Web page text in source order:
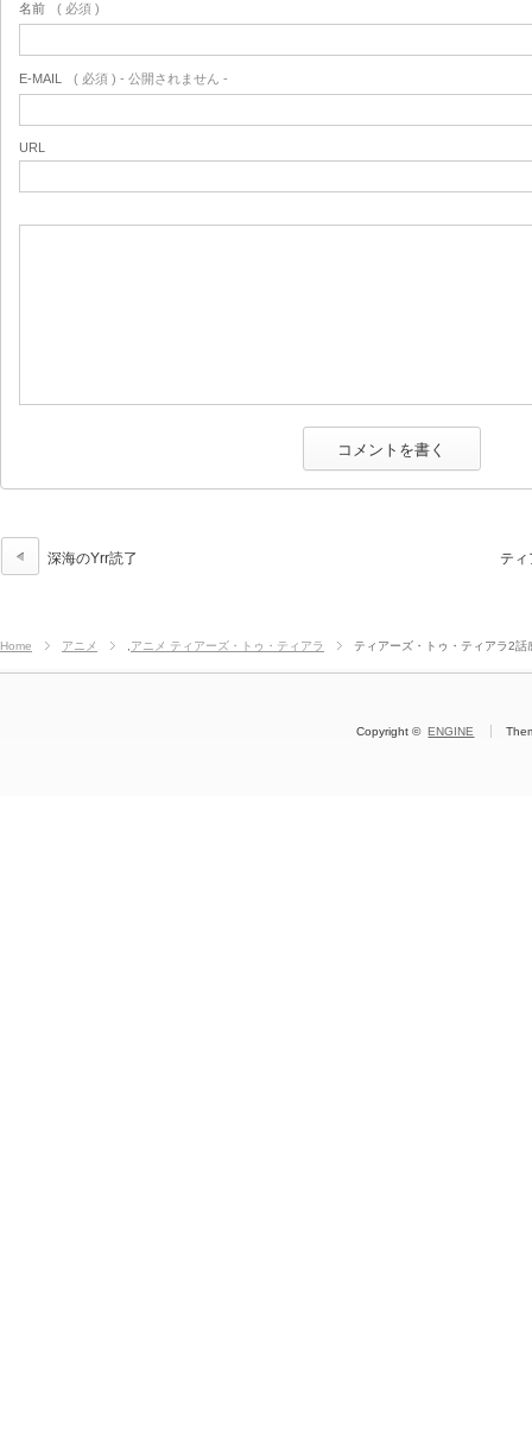
名前 ( 必須 )
E-MAIL ( 必須 ) - 公開されません -
URL
深海のYrr読了 テ
Home アニメ アニメ ティアーズ・トゥ・ティアラ ティアーズ・トゥ・ティアラ2話
Copyright ©ENGINE